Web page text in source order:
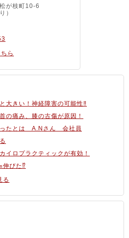
が枝町10-6
）
ら
大きい！神経障害の可能性‼
の痛み、膝の古傷が原因！
ったとは A.Nさん 会社員
イロプラクティックが有効！
伸びた⁉
る